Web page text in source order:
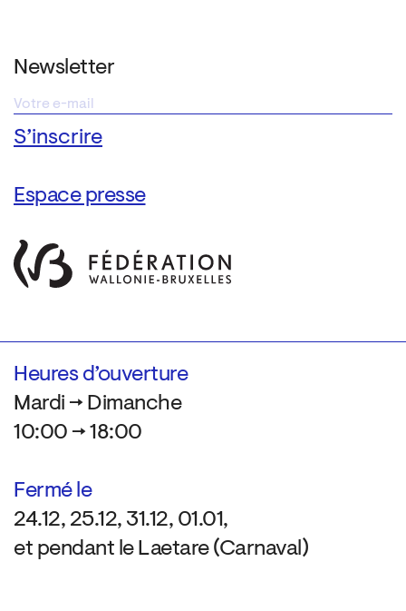
Newsletter
Espace presse
Heures d’ouverture
Mardi → Dimanche
10:00 → 18:00
Fermé le
24.12, 25.12, 31.12, 01.01,
et pendant le Laetare (Carnaval)